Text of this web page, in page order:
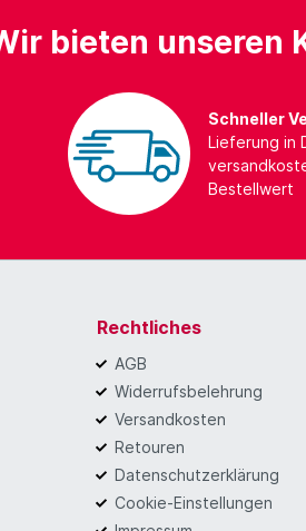
bieten unseren
Schneller
Lieferung in
Bestellwert
Rechtliches
AGB
Widerrufsbelehrung
Versandkosten
Retouren
Datenschutzerklärung
Cookie-Einstellungen